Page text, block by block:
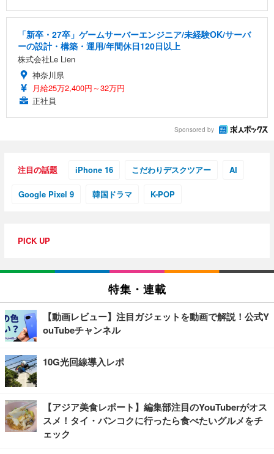
「新卒・27卒」ゲームサーバーエンジニア/未経験OK/サーバ
ーの設計・構築・運用/年間休日120日以上
株式会社Le Lien
神奈川県
月給25万2,400円～32万円
正社員
Sponsored by
注目の話題 iPhone 16 こだわりデスクツアー AI
Google Pixel 9 韓国ドラマ K-POP
PICK UP
特集・連載
【動画レビュー】注目ガジェットを動画で解説！公式Y
ouTubeチャンネル
10G光回線導入レポ
【アジア美食レポート】編集部注目のYouTuberがオス
スメ！タイ・バンコクに行ったら食べたいグルメをチ
ェック